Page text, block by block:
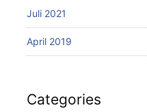
Juli 2021
April 2019
Categories